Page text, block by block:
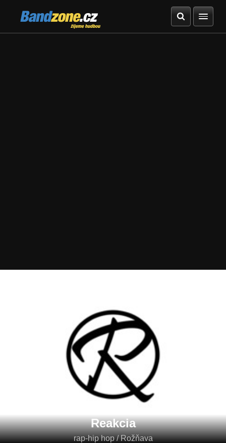
Bandzone.cz
žijeme hudbou
Reakcia
rap-hip hop / Rožňava